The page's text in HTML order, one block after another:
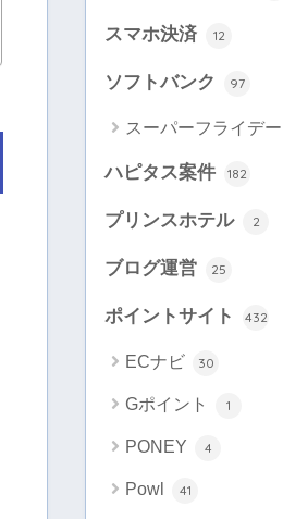
スマホ決済 12
ソフトバンク 97
スーパーフライデー
ハピタス案件 182
プリンスホテル 2
ブログ運営 25
ポイントサイト 432
ECナビ 30
Gポイント 1
PONEY 4
Powl 41